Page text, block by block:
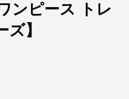
ンピース トレ
】